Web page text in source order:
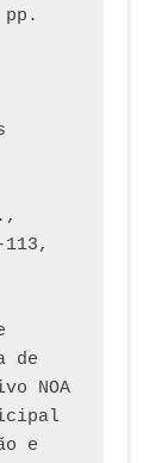
de
NOA
e